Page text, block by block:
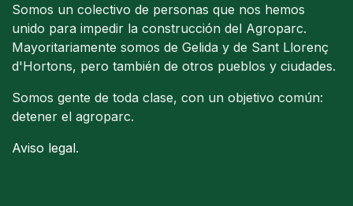
Somos un colectivo de personas que nos hemos
unido para impedir la construcción del Agroparc.
Mayoritariamente somos de Gelida y de Sant Llorenç
d'Hortons, pero también de otros pueblos y ciudades.
Somos gente de toda clase, con un objetivo común:
detener el agroparc.
Aviso legal.